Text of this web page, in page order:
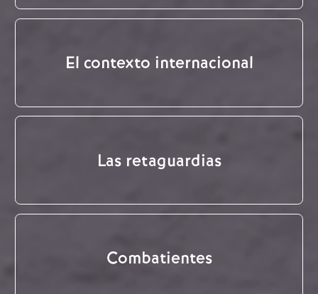
El contexto internacional
Las retaguardias
Combatientes